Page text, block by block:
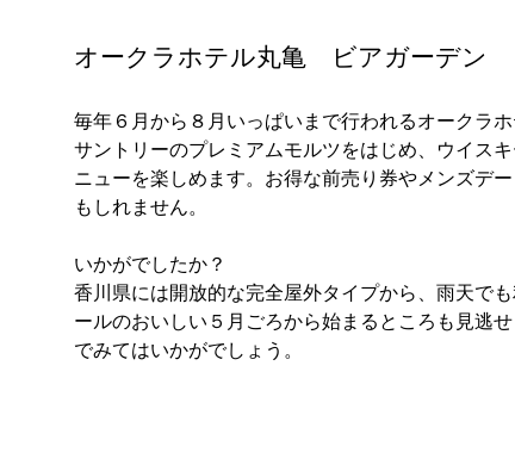
オークラホテル丸亀 ビアガーデン
毎年６月から８月いっぱいまで行われるオークラ
サントリーのプレミアムモルツをはじめ、ウイス
ニューを楽しめます。お得な前売り券やメンズデ
もしれません。
いかがでしたか？
香川県には開放的な完全屋外タイプから、雨天で
ールのおいしい５月ごろから始まるところも見逃
でみてはいかがでしょう。